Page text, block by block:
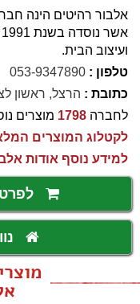
אלבור רהיטים הינה
ועיצוב הבית.
טלפון : 053-9347890
כתובת : הרצל, ראשון
לחברה 1798 מוצרים
לקטלוג המוצרים
למידע נוסף אודות